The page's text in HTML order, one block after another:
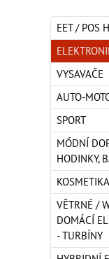
EET / POS
VYSAVAČE
AUTO-
SPORT
MÓDNÍ
HODINKY,
VĚTRNÉ /
DOMÁCÍ
- TURBÍNY